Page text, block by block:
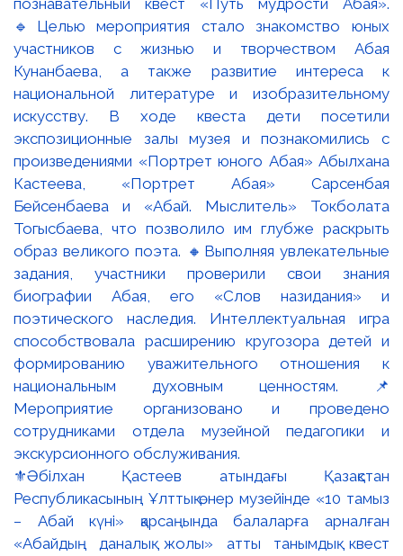
⚜️Әбілхан Қастеев атындағы Қазақстан
Республикасының Ұлттық өнер музейінде «10 тамыз
– Абай күні» қарсаңында балаларға арналған
«Абайдың даналық жолы» атты танымдық квест